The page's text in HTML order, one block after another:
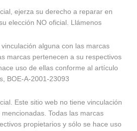
ejerza su derecho a reparar en
elección NO oficial. Llámenos
alguna con las marcas
marcas pertenecen a su respectivos
uso de ellas conforme al artículo
BOE-A-2001-23093
Este sitio web no tiene vinculación
Todas las marcas
propietarios y sólo se hace uso